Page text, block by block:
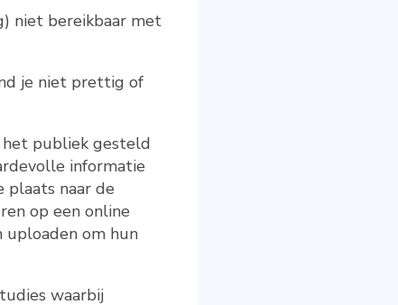
niet bereikbaar met
je niet prettig of
publiek gesteld
informatie
plaats naar de
op een online
uploaden om hun
waarbij